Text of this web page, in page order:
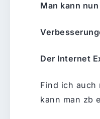
Man kann
Der Internet
Find ich auch
kann man zb